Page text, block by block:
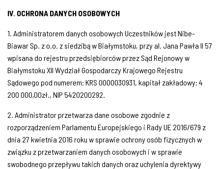
IV. OCHRONA DANYCH OSOBOWYCH
1. Administratorem danych osobowych Uczestników jest Nibe-
Biawar Sp. z o.o. z siedzibą w Białymstoku, przy al. Jana Pawła II 57
wpisana do rejestru przedsiębiorców przez Sąd Rejonowy w
Białymstoku XII Wydział Gospodarczy Krajowego Rejestru
Sądowego pod numerem: KRS 0000030931, kapitał zakładowy: 4
200 000,00zł., NIP 5420200292.
2. Administrator przetwarza dane osobowe zgodnie z
rozporządzeniem Parlamentu Europejskiego i Rady UE 2016/679 z
dnia 27 kwietnia 2016 roku w sprawie ochrony osób fizycznych w
związku z przetwarzaniem danych osobowych i w sprawie
swobodnego przepływu takich danych oraz uchylenia dyrektywy